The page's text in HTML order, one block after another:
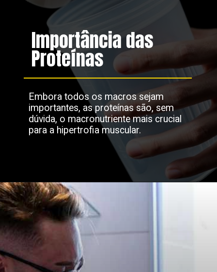
Embora todos os macros sejam
importantes, as proteínas são, sem
dúvida, o macronutriente mais crucial
para a hipertrofia muscular.
Importância das
Proteínas